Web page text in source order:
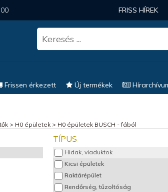
FRISS HÍREK
Frissen érkezett Új termékek
> H0 épületek > H0 épületek BUSCH - fából
TÍPUS
Hidak, viaduktok
Kicsi épületek
Raktárépület
Rendőrség, tűzoltóság